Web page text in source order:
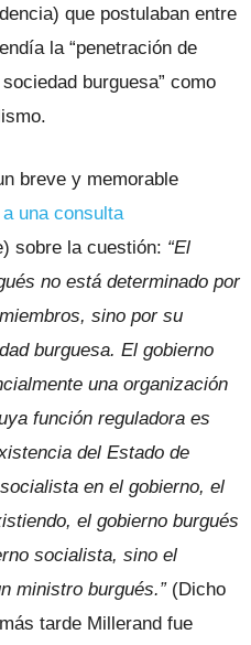
que postulaban entre
la “penetración de
burguesa” como
breve y memorable
una consulta
sobre la cuestión: “El
no está determinado por
sino por su
burguesa. El gobierno
una organización
función reguladora es
del Estado de
en el gobierno, el
el gobierno burgués
socialista, sino el
ministro burgués.”(Dicho
tarde Millerand fue